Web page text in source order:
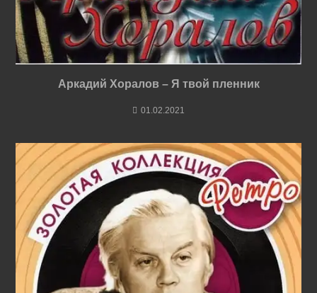
Аркадий Хоралов – Я твой пленник
01.02.2021